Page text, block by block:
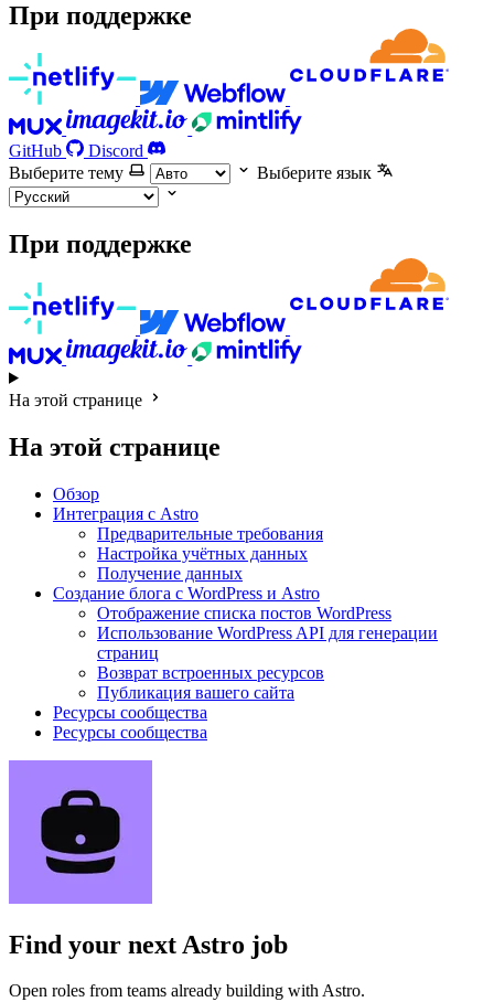
При поддержке
GitHub
Discord
Выберите тему
Выберите язык
При поддержке
На этой странице
На этой странице
Обзор
Интеграция с Astro
Предварительные требования
Настройка учётных данных
Получение данных
Создание блога с WordPress и Astro
Отображение списка постов WordPress
Использование WordPress API для генерации
страниц
Возврат встроенных ресурсов
Публикация вашего сайта
Ресурсы сообщества
Ресурсы сообщества
Find your next Astro job
Open roles from teams already building with Astro.